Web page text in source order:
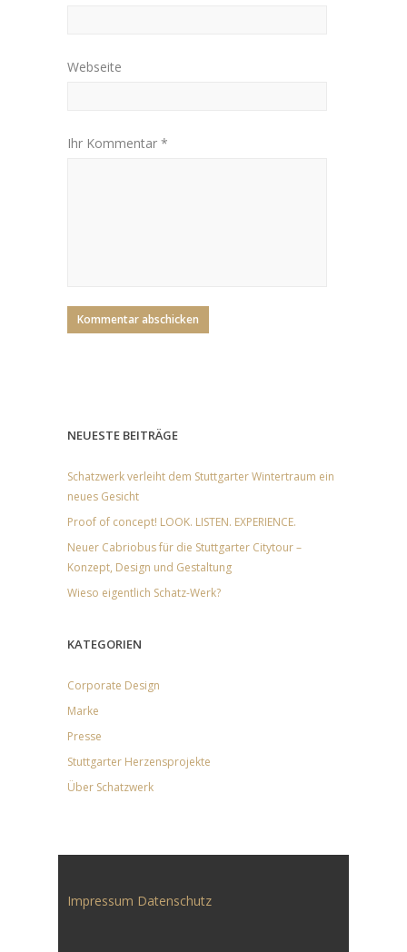
Webseite
Ihr Kommentar *
NEUESTE BEITRÄGE
Schatzwerk verleiht dem Stuttgarter Wintertraum ein
neues Gesicht
Proof of concept! LOOK. LISTEN. EXPERIENCE.
Neuer Cabriobus für die Stuttgarter Citytour –
Konzept, Design und Gestaltung
Wieso eigentlich Schatz-Werk?
KATEGORIEN
Corporate Design
Marke
Presse
Stuttgarter Herzensprojekte
Über Schatzwerk
Impressum Datenschutz